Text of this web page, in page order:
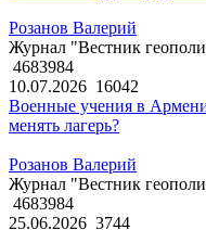
Розанов Валерий
Журнал "Вестник
4683984
10.07.2026 16042
Военные учения в
менять лагерь?
Розанов Валерий
Журнал "Вестник
4683984
25.06.2026 3744